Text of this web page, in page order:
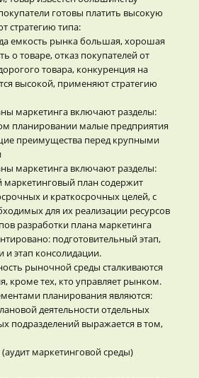
готовы платить высокую
стратегию типа:
емкость рынка большая, хорошая
о товаре, отказ покупателей от
товара, конкуренция на
высокой, применяют стратегию
маркетинга включают разделы:
планировании малые предприятия
преимущества перед крупными
маркетинга включают разделы:
маркетинговый план содержит
и краткосрочных целей, с
для их реализации ресурсов
разработки плана маркетинга
подготовительный этап,
и этап консолидации.
рыночной среды сталкиваются
кроме тех, кто управляет рынком.
планирования являются:
деятельности отдельных
подразделений выражается в том,
маркетинговой среды)